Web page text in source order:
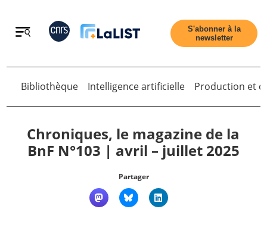
Retour
S'abonner à la
newsletter
Retour
Bibliothèque Intelligence artificielle Production et
Chroniques, le magazine de la
BnF N°103 | avril – juillet 2025
Partager